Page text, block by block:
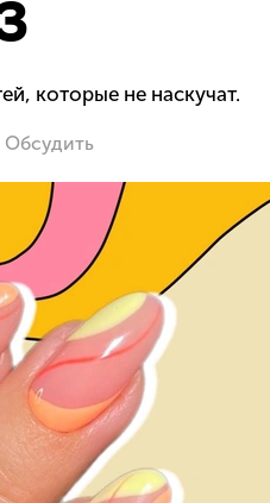
которые не наскучат.
Обсудить